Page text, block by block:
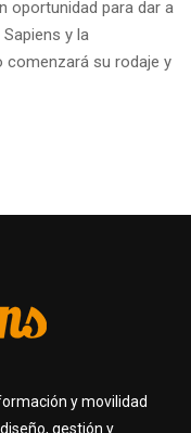
oportunidad para dar a
y la
comenzará su rodaje y
y movilidad
gestión y